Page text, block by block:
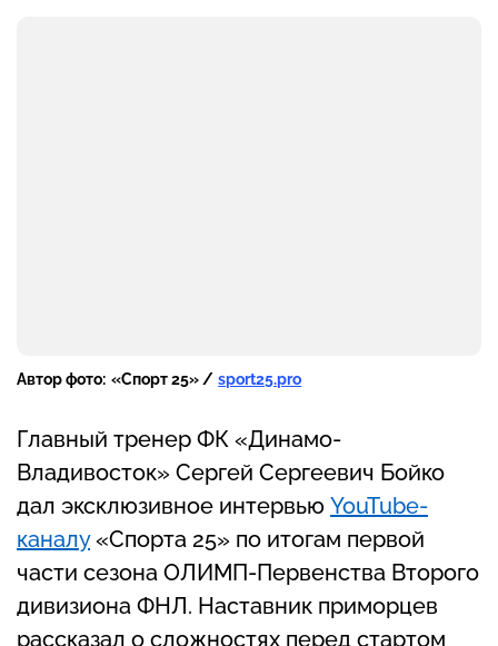
Автор фото: «Спорт 25» / sport25.pro
Главный тренер ФК «Динамо-
Владивосток» Сергей Сергеевич Бойко
дал эксклюзивное интервью YouTube-
каналу«Спорта 25» по итогам первой
части сезона ОЛИМП-Первенства Второго
дивизиона ФНЛ. Наставник приморцев
рассказал о сложностях перед стартом